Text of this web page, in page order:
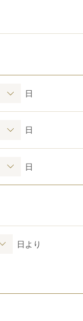
日
日
日
日より